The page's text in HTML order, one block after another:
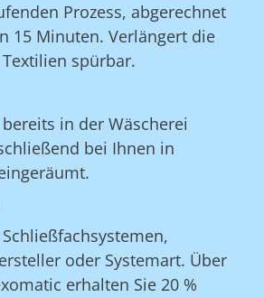
Prozess, abgerechnet
15 Minuten. Verlängert die
spürbar.
in der Wäscherei
bei Ihnen in
oder Systemart. Über
erhalten Sie 20 %